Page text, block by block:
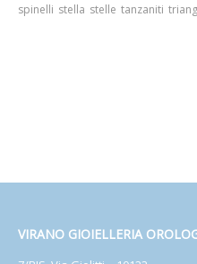
spinelli stella stelle tanzaniti
VIRANO GIOIELLERIA